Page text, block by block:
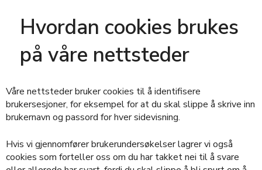
Hvordan cookies brukes
på våre nettsteder
Våre nettsteder bruker cookies til å identifisere
brukersesjoner, for eksempel for at du skal slippe å skrive inn
brukernavn og passord for hver sidevisning.
Hvis vi gjennomfører brukerundersøkelser lagrer vi også
cookies som forteller oss om du har takket nei til å svare